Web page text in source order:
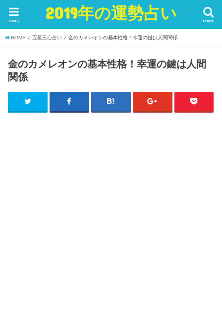
2019年の運勢占い search
menu
HOME 五星三心占い 金のカメレオンの基本性格！幸運の鍵は人間関係
金のカメレオンの基本性格！幸運の鍵は人間
関係